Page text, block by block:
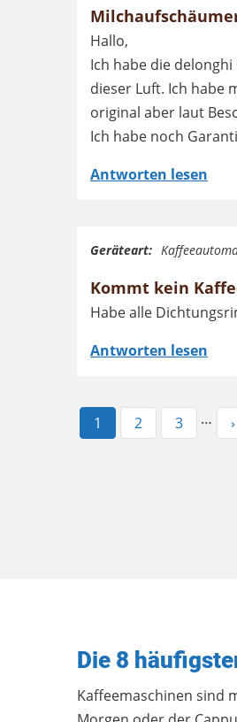
Hallo,
Ich habe die
dieser Luft. Ich habe
original aber laut
Ich habe noch
Antworten lesen
Geräteart:
Kommt kein
Habe alle
Antworten lesen
Aktuelle
1 Page
2 Page
3 … ›
Die 8
Kaffeemaschinen sind